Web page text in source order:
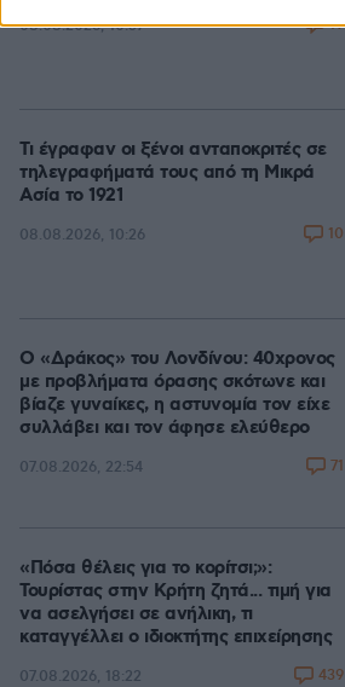
08.08.2026, 10:57 19
Τι έγραφαν οι ξένοι ανταποκριτές σε
τηλεγραφήματά τους από τη Μικρά
Ασία το 1921
08.08.2026, 10:26 10
Ο «Δράκος» του Λονδίνου: 40χρονος
με προβλήματα όρασης σκότωνε και
βίαζε γυναίκες, η αστυνομία τον είχε
συλλάβει και τον άφησε ελεύθερο
07.08.2026, 22:54 71
«Πόσα θέλεις για το κορίτσι;»:
Τουρίστας στην Κρήτη ζητά... τιμή για
να ασελγήσει σε ανήλικη, τι
καταγγέλλει ο ιδιοκτήτης επιχείρησης
07.08.2026, 18:22 439